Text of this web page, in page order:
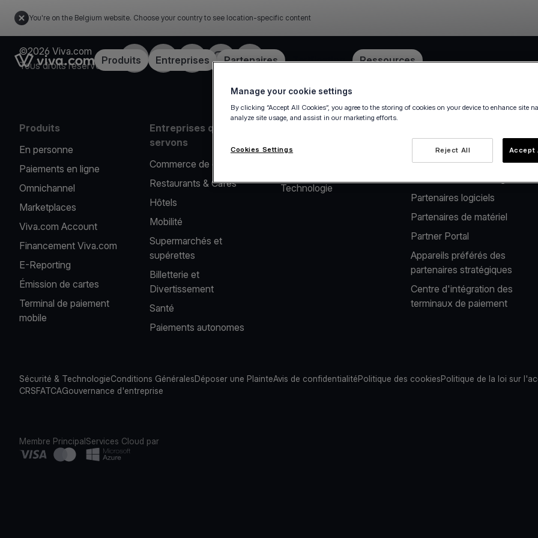
You're on the Belgium website. Choose your country to see location-specific content
Link to the homepageProduits Entreprises Partenaires Tarification Ressources
©2026 Viva.com
Tous droits réservés
Facebook
X LinkedInInstagramYouTube
Produits
En personne
Paiements en ligne
Omnichannel
Marketplaces
Viva.com Account
Financement Viva.com
E-Reporting
Émission de cartes
Terminal de paiement
mobile
Entreprises que nous
servons
Commerce de détail
Restaurants & Cafés
Hôtels
Mobilité
Supermarchés et
supérettes
Billetterie et
Divertissement
Santé
Paiements autonomes
Notre société
Technologie
partenaires
Solutions de paiement pour
Partenaires logiciels
Partenaires de matériel
Partner Portal
Appareils préférés des
partenaires stratégiques
Centre d'intégration des
terminaux de paiement
Sécurité & TechnologieConditions GénéralesDéposer une PlainteAvis de confidentialitéPolitique des cookiesPolitique de la loi sur
CRSFATCAGouvernance d'entreprise
Membre PrincipalServices Cloud par
Manage your cookie settings
By clicking “Accept All Cookies”, you agree to the storing of cookies on your device to enhance site
analyze site usage, and assist in our marketing efforts.
Reject All Accept
Cookies Settings